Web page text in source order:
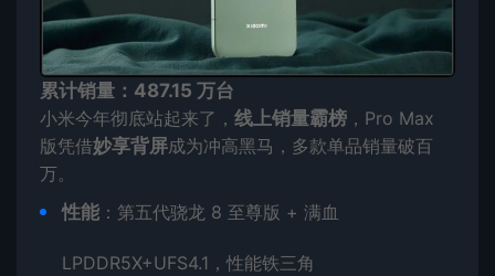
累计销量：487.15 万台
小米今年彻底站起来了， 线上销量霸榜 ，Pro Max
版凭借妙享背屏成为冲高黑马，多款单品销量破百
万。
性能 ：第五代骁龙 8 至尊版 + 满血
LPDDR5X+UFS4.1，性能铁三角